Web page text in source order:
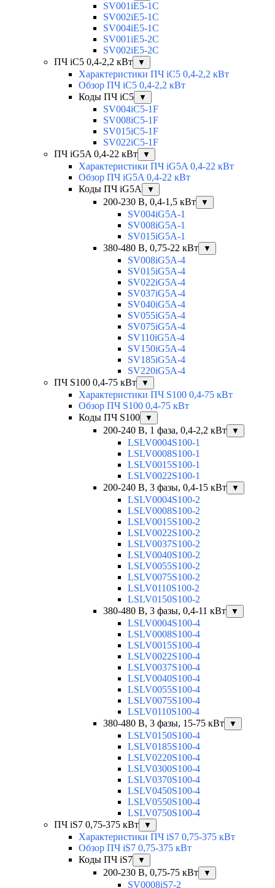
SV001iE5-1C
SV002iE5-1C
SV004iE5-1C
SV001iE5-2C
SV002iE5-2C
ПЧ iC5 0,4-2,2 кВт
▼
Характеристики ПЧ iC5 0,4-2,2 кВт
Обзор ПЧ iC5 0,4-2,2 кВт
Коды ПЧ iC5
▼
SV004iC5-1F
SV008iC5-1F
SV015iC5-1F
SV022iC5-1F
ПЧ iG5A 0,4-22 кВт
▼
Характеристики ПЧ iG5A 0,4-22 кВт
Обзор ПЧ iG5A 0,4-22 кВт
Коды ПЧ iG5A
▼
200-230 В, 0,4-1,5 кВт ▼
SV004iG5A-1
SV008iG5A-1
SV015iG5A-1
380-480 В, 0,75-22 кВт
▼
SV008iG5A-4
SV015iG5A-4
SV022iG5A-4
SV037iG5A-4
SV040iG5A-4
SV055iG5A-4
SV075iG5A-4
SV110iG5A-4
SV150iG5A-4
SV185iG5A-4
SV220iG5A-4
ПЧ S100 0,4-75 кВт
▼
Характеристики ПЧ S100 0,4-75 кВт
Обзор ПЧ S100 0,4-75 кВт
Коды ПЧ S100
▼
200-240 В, 1 фаза, 0,4-2,2 кВт ▼
LSLV0004S100-1
LSLV0008S100-1
LSLV0015S100-1
LSLV0022S100-1
200-240 В, 3 фазы, 0,4-15 кВт
▼
LSLV0004S100-2
LSLV0008S100-2
LSLV0015S100-2
LSLV0022S100-2
LSLV0037S100-2
LSLV0040S100-2
LSLV0055S100-2
LSLV0075S100-2
LSLV0110S100-2
LSLV0150S100-2
380-480 В, 3 фазы, 0,4-11 кВт
▼
LSLV0004S100-4
LSLV0008S100-4
LSLV0015S100-4
LSLV0022S100-4
LSLV0037S100-4
LSLV0040S100-4
LSLV0055S100-4
LSLV0075S100-4
LSLV0110S100-4
380-480 В, 3 фазы, 15-75 кВт
▼
LSLV0150S100-4
LSLV0185S100-4
LSLV0220S100-4
LSLV0300S100-4
LSLV0370S100-4
LSLV0450S100-4
LSLV0550S100-4
LSLV0750S100-4
ПЧ iS7 0,75-375 кВт
▼
Характеристики ПЧ iS7 0,75-375 кВт
Обзор ПЧ iS7 0,75-375 кВт
Коды ПЧ iS7
▼
200-230 В, 0,75-75 кВт ▼
SV0008iS7-2